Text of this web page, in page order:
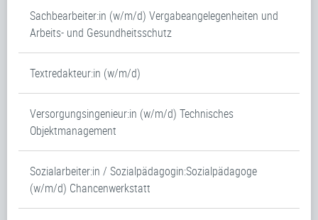
Sachbearbeiter:in (w/m/d) Vergabeangelegenheiten und
Arbeits- und Gesundheitsschutz
Textredakteur:in (w/m/d)
Versorgungsingenieur:in (w/m/d) Technisches
Objektmanagement
Sozialarbeiter:in / Sozialpädagogin:Sozialpädagoge
(w/m/d) Chancenwerkstatt